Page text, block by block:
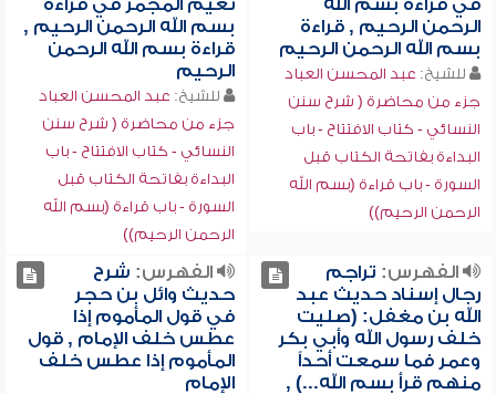
في قراءة بسم الله
الرحمن الرحيم , قراءة
بسم الله الرحمن الرحيم
للشيخ: عبد المحسن العباد
جزء من محاضرة ( شرح سنن
النسائي - كتاب الافتتاح - باب
البداءة بفاتحة الكتاب قبل
السورة - باب قراءة (بسم الله
الرحمن الرحيم))
نعيم المجمر في قراءة
بسم الله الرحمن الرحيم ,
قراءة بسم الله الرحمن
الرحيم
للشيخ: عبد المحسن العباد
جزء من محاضرة ( شرح سنن
النسائي - كتاب الافتتاح - باب
البداءة بفاتحة الكتاب قبل
السورة - باب قراءة (بسم الله
الرحمن الرحيم))
الفهرس: تراجم
رجال إسناد حديث عبد
الله بن مغفل: (صليت
خلف رسول الله وأبي بكر
وعمر فما سمعت أحداً
منهم قرأ بسم الله...) ,
الفهرس: شرح
حديث وائل بن حجر
في قول المأموم إذا
عطس خلف الإمام , قول
المأموم إذا عطس خلف
الإمام